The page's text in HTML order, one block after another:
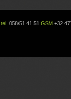
tel. 058/51.41.51 GSM